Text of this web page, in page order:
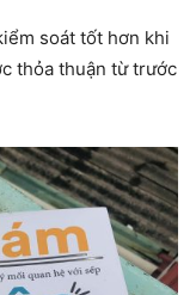
soát tốt hơn khi
thỏa thuận từ trước